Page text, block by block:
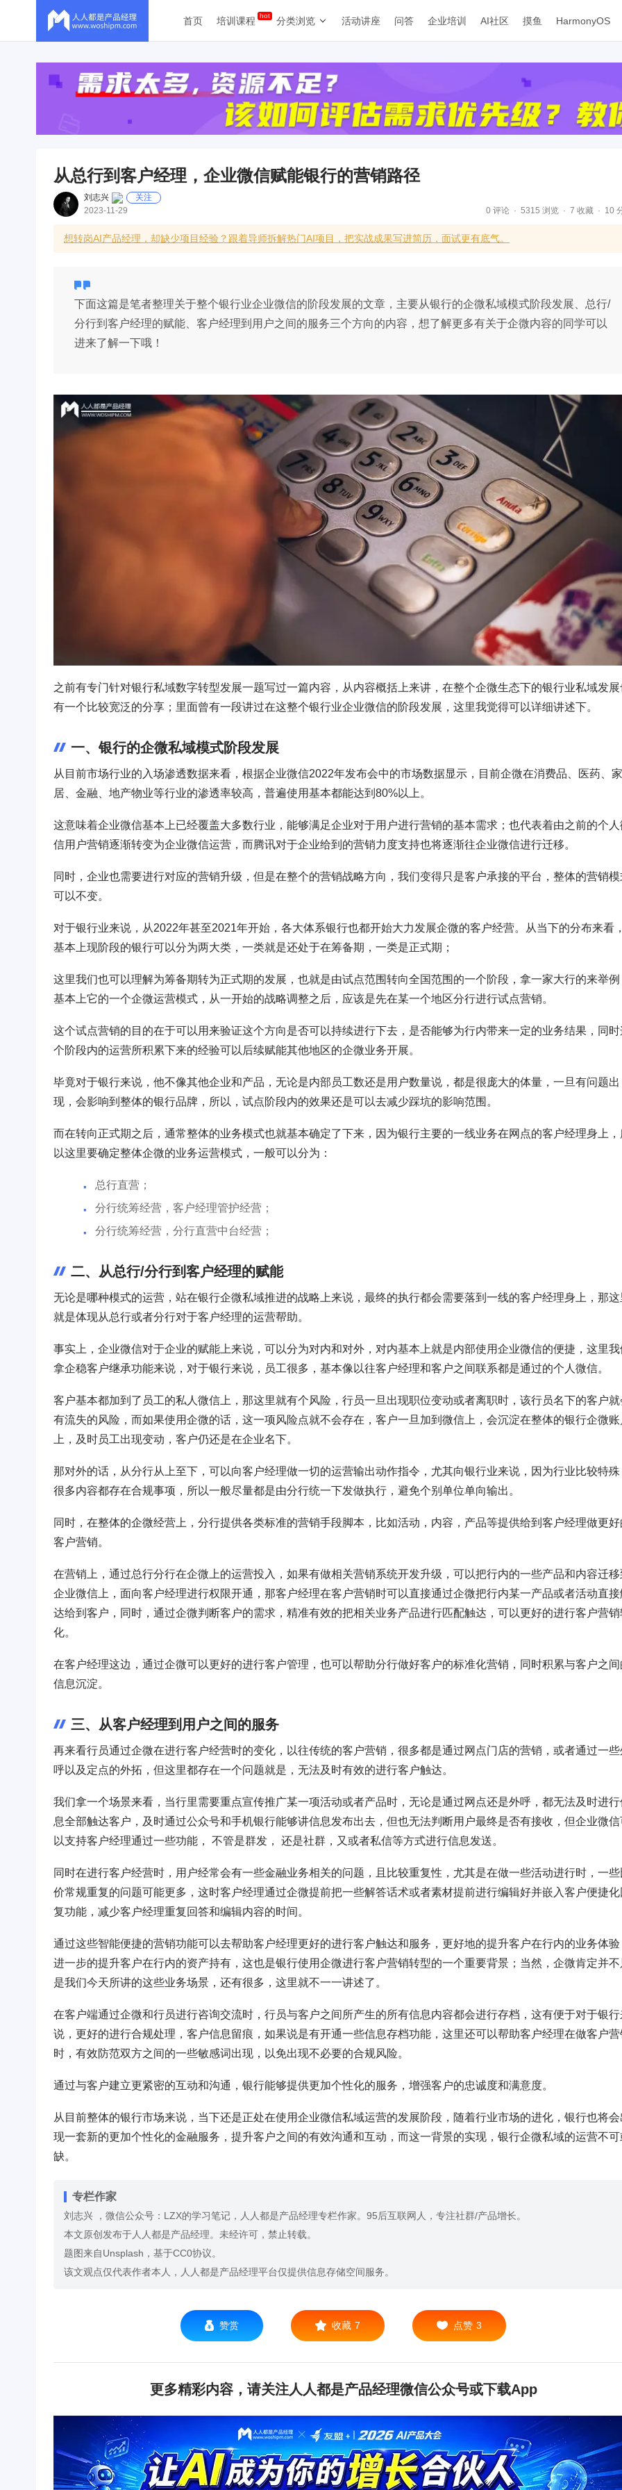
首页 培训课程 分类浏览 活动讲座 问答 企业培训 AI社区 摸鱼 HarmonyOS
从总行到客户经理，企业微信赋能银行的营销路径
刘志兴
关注
2023-11-29
0 评论 5315 浏览 7 收藏 10
想转岗AI产品经理，却缺少项目经验？跟着导师拆解热门AI项目，把实战成果写进简历，面试更有底气。
下面这篇是笔者整理关于整个银行业企业微信的阶段发展的文章，主要从银行的企微私域模式阶段发展、总行/
分行到客户经理的赋能、客户经理到用户之间的服务三个方向的内容，想了解更多有关于企微内容的同学可以
进来了解一下哦！
之前有专门针对银行私域数字转型发展一题写过一篇内容，从内容概括上来讲，在整个企微生态下的银行业私域发展
有一个比较宽泛的分享；里面曾有一段讲过在这整个银行业企业微信的阶段发展，这里我觉得可以详细讲述下。
一、银行的企微私域模式阶段发展
从目前市场行业的入场渗透数据来看，根据企业微信2022年发布会中的市场数据显示，目前企微在消费品、医药、家
居、金融、地产物业等行业的渗透率较高，普遍使用基本都能达到80%以上。
这意味着企业微信基本上已经覆盖大多数行业，能够满足企业对于用户进行营销的基本需求；也代表着由之前的个人
信用户营销逐渐转变为企业微信运营，而腾讯对于企业给到的营销力度支持也将逐渐往企业微信进行迁移。
同时，企业也需要进行对应的营销升级，但是在整个的营销战略方向，我们变得只是客户承接的平台，整体的营销模
可以不变。
对于银行业来说，从2022年甚至2021年开始，各大体系银行也都开始大力发展企微的客户经营。从当下的分布来看，
基本上现阶段的银行可以分为两大类，一类就是还处于在筹备期，一类是正式期；
这里我们也可以理解为筹备期转为正式期的发展，也就是由试点范围转向全国范围的一个阶段，拿一家大行的来举例
基本上它的一个企微运营模式，从一开始的战略调整之后，应该是先在某一个地区分行进行试点营销。
这个试点营销的目的在于可以用来验证这个方向是否可以持续进行下去，是否能够为行内带来一定的业务结果，同时
个阶段内的运营所积累下来的经验可以后续赋能其他地区的企微业务开展。
毕竟对于银行来说，他不像其他企业和产品，无论是内部员工数还是用户数量说，都是很庞大的体量，一旦有问题出
现，会影响到整体的银行品牌，所以，试点阶段内的效果还是可以去减少踩坑的影响范围。
而在转向正式期之后，通常整体的业务模式也就基本确定了下来，因为银行主要的一线业务在网点的客户经理身上，
以这里要确定整体企微的业务运营模式，一般可以分为：
总行直营；
分行统筹经营，客户经理管护经营；
分行统筹经营，分行直营中台经营；
二、从总行/分行到客户经理的赋能
无论是哪种模式的运营，站在银行企微私域推进的战略上来说，最终的执行都会需要落到一线的客户经理身上，那这
就是体现从总行或者分行对于客户经理的运营帮助。
事实上，企业微信对于企业的赋能上来说，可以分为对内和对外，对内基本上就是内部使用企业微信的便捷，这里我
拿企稳客户继承功能来说，对于银行来说，员工很多，基本像以往客户经理和客户之间联系都是通过的个人微信。
客户基本都加到了员工的私人微信上，那这里就有个风险，行员一旦出现职位变动或者离职时，该行员名下的客户就
有流失的风险，而如果使用企微的话，这一项风险点就不会存在，客户一旦加到微信上，会沉淀在整体的银行企微账
上，及时员工出现变动，客户仍还是在企业名下。
那对外的话，从分行从上至下，可以向客户经理做一切的运营输出动作指令，尤其向银行业来说，因为行业比较特殊
很多内容都存在合规事项，所以一般尽量都是由分行统一下发做执行，避免个别单位单向输出。
同时，在整体的企微经营上，分行提供各类标准的营销手段脚本，比如活动，内容，产品等提供给到客户经理做更好
客户营销。
在营销上，通过总行分行在企微上的运营投入，如果有做相关营销系统开发升级，可以把行内的一些产品和内容迁移
企业微信上，面向客户经理进行权限开通，那客户经理在客户营销时可以直接通过企微把行内某一产品或者活动直接
达给到客户，同时，通过企微判断客户的需求，精准有效的把相关业务产品进行匹配触达，可以更好的进行客户营销
化。
在客户经理这边，通过企微可以更好的进行客户管理，也可以帮助分行做好客户的标准化营销，同时积累与客户之间
信息沉淀。
三、从客户经理到用户之间的服务
再来看行员通过企微在进行客户经营时的变化，以往传统的客户营销，很多都是通过网点门店的营销，或者通过一些
呼以及定点的外拓，但这里都存在一个问题就是，无法及时有效的进行客户触达。
我们拿一个场景来看，当行里需要重点宣传推广某一项活动或者产品时，无论是通过网点还是外呼，都无法及时进行
息全部触达客户，及时通过公众号和手机银行能够讲信息发布出去，但也无法判断用户最终是否有接收，但企业微信
以支持客户经理通过一些功能， 不管是群发， 还是社群，又或者私信等方式进行信息发送。
同时在进行客户经营时，用户经常会有一些金融业务相关的问题，且比较重复性，尤其是在做一些活动进行时，一些
价常规重复的问题可能更多，这时客户经理通过企微提前把一些解答话术或者素材提前进行编辑好并嵌入客户便捷化
复功能，减少客户经理重复回答和编辑内容的时间。
通过这些智能便捷的营销功能可以去帮助客户经理更好的进行客户触达和服务，更好地的提升客户在行内的业务体验
进一步的提升客户在行内的资产持有，这也是银行使用企微进行客户营销转型的一个重要背景；当然，企微肯定并不
是我们今天所讲的这些业务场景，还有很多，这里就不一一讲述了。
在客户端通过企微和行员进行咨询交流时，行员与客户之间所产生的所有信息内容都会进行存档，这有便于对于银行
说，更好的进行合规处理，客户信息留痕，如果说是有开通一些信息存档功能，这里还可以帮助客户经理在做客户营
时，有效防范双方之间的一些敏感词出现，以免出现不必要的合规风险。
通过与客户建立更紧密的互动和沟通，银行能够提供更加个性化的服务，增强客户的忠诚度和满意度。
从目前整体的银行市场来说，当下还是正处在使用企业微信私域运营的发展阶段，随着行业市场的进化，银行也将会
现一套新的更加个性化的金融服务，提升客户之间的有效沟通和互动，而这一背景的实现，银行企微私域的运营不可
缺。
专栏作家
刘志兴 ，微信公众号：LZX的学习笔记，人人都是产品经理专栏作家。95后互联网人，专注社群/产品增长。
本文原创发布于人人都是产品经理。未经许可，禁止转载。
题图来自Unsplash，基于CC0协议。
该文观点仅代表作者本人，人人都是产品经理平台仅提供信息存储空间服务。
赞赏 收藏 7 点赞 3
更多精彩内容，请关注人人都是产品经理微信公众号或下载App